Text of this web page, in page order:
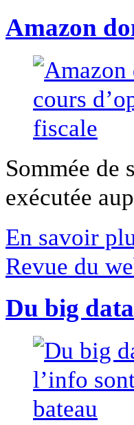
Amazon
Sommée de
exécutée
En savoir
Revue du
Du big